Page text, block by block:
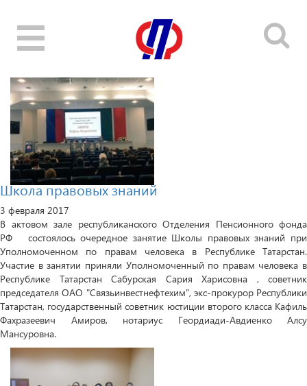
Toggle
navigation
Школа правовых знаний
3 февраля 2017
В актовом зале республиканского Отделения Пенсионного фонда
РФ состоялось очередное занятие Школы правовых знаний при
Уполномоченном по правам человека в Республике Татарстан.
Участие в занятии приняли Уполномоченный по правам человека в
Республике Татарстан Сабурская Сария Харисовна , советник
председателя ОАО "Связьинвестнефтехим", экс-прокурор Республики
Татарстан, государственный советник юстиции второго класса Кафиль
Фахразеевич Амиров, нотариус Геордиади-Авдиенко Алсу
Мансуровна.